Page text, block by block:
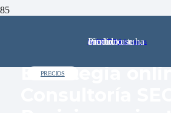
91 602 72 64
comercial@pinkstone.es
Producto
se ha añadido a tu carrito.
PRECIOS
Consultoría –
Estrategia